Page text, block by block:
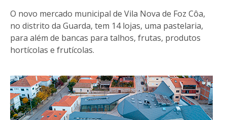
O novo mercado municipal de Vila Nova de Foz Côa,
no distrito da Guarda, tem 14 lojas, uma pastelaria,
para além de bancas para talhos, frutas, produtos
hortícolas e frutícolas.